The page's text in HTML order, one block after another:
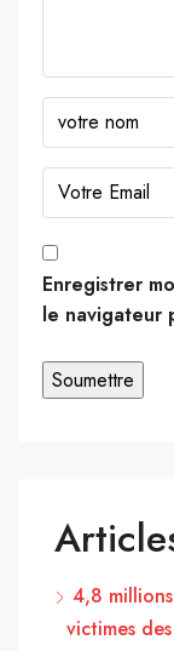
Enregistrer
le navigateur
4,8
victimes